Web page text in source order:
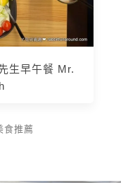
生早午餐 Mr.
食推薦